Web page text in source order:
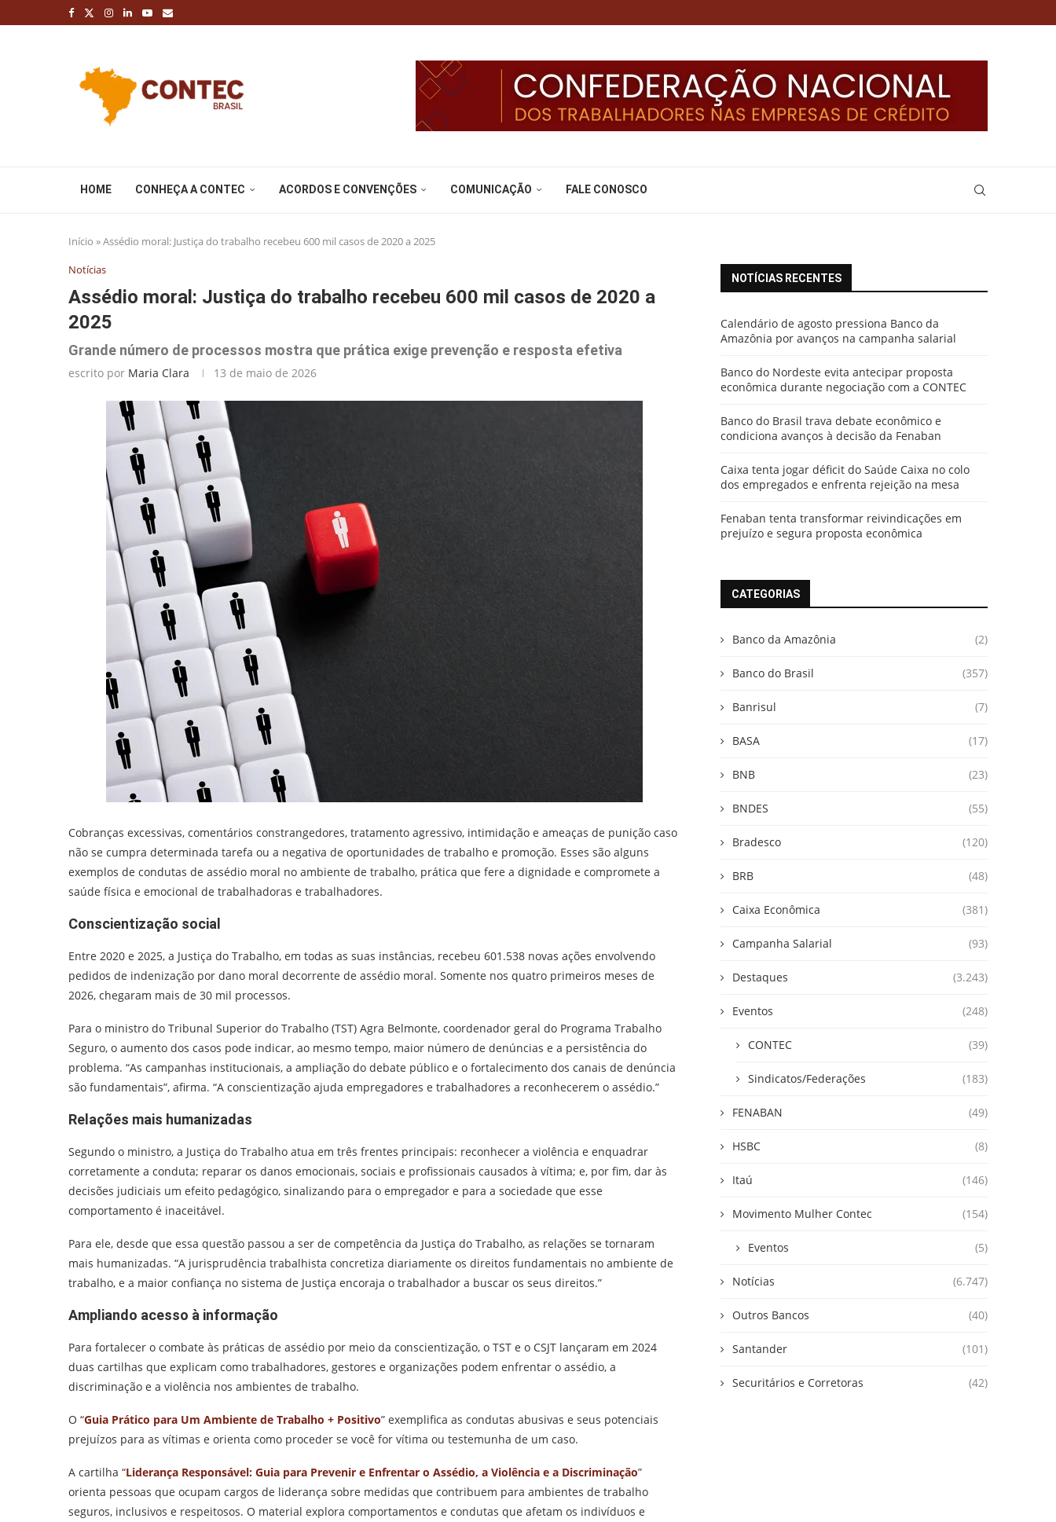
HOME CONHEÇA A CONTEC ACORDOS E CONVENÇÕES COMUNICAÇÃO FALE CONOSCO
Início »Assédio moral: Justiça do trabalho recebeu 600 mil casos de 2020 a 2025
Notícias
Assédio moral: Justiça do trabalho recebeu 600 mil casos de 2020 a
2025
Grande número de processos mostra que prática exige prevenção e resposta efetiva
escrito por Maria Clara 13 de maio de 2026
Cobranças excessivas, comentários constrangedores, tratamento agressivo, intimidação e ameaças de punição caso
não se cumpra determinada tarefa ou a negativa de oportunidades de trabalho e promoção. Esses são alguns
exemplos de condutas de assédio moral no ambiente de trabalho, prática que fere a dignidade e compromete a
saúde física e emocional de trabalhadoras e trabalhadores.
Conscientização social
Entre 2020 e 2025, a Justiça do Trabalho, em todas as suas instâncias, recebeu 601.538 novas ações envolvendo
pedidos de indenização por dano moral decorrente de assédio moral. Somente nos quatro primeiros meses de
2026, chegaram mais de 30 mil processos.
Para o ministro do Tribunal Superior do Trabalho (TST) Agra Belmonte, coordenador geral do Programa Trabalho
Seguro, o aumento dos casos pode indicar, ao mesmo tempo, maior número de denúncias e a persistência do
problema. “As campanhas institucionais, a ampliação do debate público e o fortalecimento dos canais de denúncia
são fundamentais”, afirma. “A conscientização ajuda empregadores e trabalhadores a reconhecerem o assédio.”
Relações mais humanizadas
Segundo o ministro, a Justiça do Trabalho atua em três frentes principais: reconhecer a violência e enquadrar
corretamente a conduta; reparar os danos emocionais, sociais e profissionais causados à vítima; e, por fim, dar às
decisões judiciais um efeito pedagógico, sinalizando para o empregador e para a sociedade que esse
comportamento é inaceitável.
Para ele, desde que essa questão passou a ser de competência da Justiça do Trabalho, as relações se tornaram
mais humanizadas. “A jurisprudência trabalhista concretiza diariamente os direitos fundamentais no ambiente de
trabalho, e a maior confiança no sistema de Justiça encoraja o trabalhador a buscar os seus direitos.”
Ampliando acesso à informação
Para fortalecer o combate às práticas de assédio por meio da conscientização, o TST e o CSJT lançaram em 2024
duas cartilhas que explicam como trabalhadores, gestores e organizações podem enfrentar o assédio, a
discriminação e a violência nos ambientes de trabalho.
O “Guia Prático para Um Ambiente de Trabalho + Positivo” exemplifica as condutas abusivas e seus potenciais
prejuízos para as vítimas e orienta como proceder se você for vítima ou testemunha de um caso.
A cartilha “Liderança Responsável: Guia para Prevenir e Enfrentar o Assédio, a Violência e a Discriminação”
orienta pessoas que ocupam cargos de liderança sobre medidas que contribuem para ambientes de trabalho
seguros, inclusivos e respeitosos. O material explora comportamentos e condutas que afetam os indivíduos e
NOTÍCIAS RECENTES
Calendário de agosto pressiona Banco da
Amazônia por avanços na campanha salarial
Banco do Nordeste evita antecipar proposta
econômica durante negociação com a CONTEC
Banco do Brasil trava debate econômico e
condiciona avanços à decisão da Fenaban
Caixa tenta jogar déficit do Saúde Caixa no colo
dos empregados e enfrenta rejeição na mesa
Fenaban tenta transformar reivindicações em
prejuízo e segura proposta econômica
CATEGORIAS
Banco da Amazônia (2)
Banco do Brasil (357)
Banrisul (7)
BASA (17)
BNB (23)
BNDES (55)
Bradesco (120)
BRB (48)
Caixa Econômica (381)
Campanha Salarial (93)
Destaques (3.243)
Eventos (248)
CONTEC (39)
Sindicatos/Federações (183)
FENABAN (49)
HSBC (8)
Itaú (146)
Movimento Mulher Contec (154)
Eventos (5)
Notícias (6.747)
Outros Bancos (40)
Santander (101)
Securitários e Corretoras (42)